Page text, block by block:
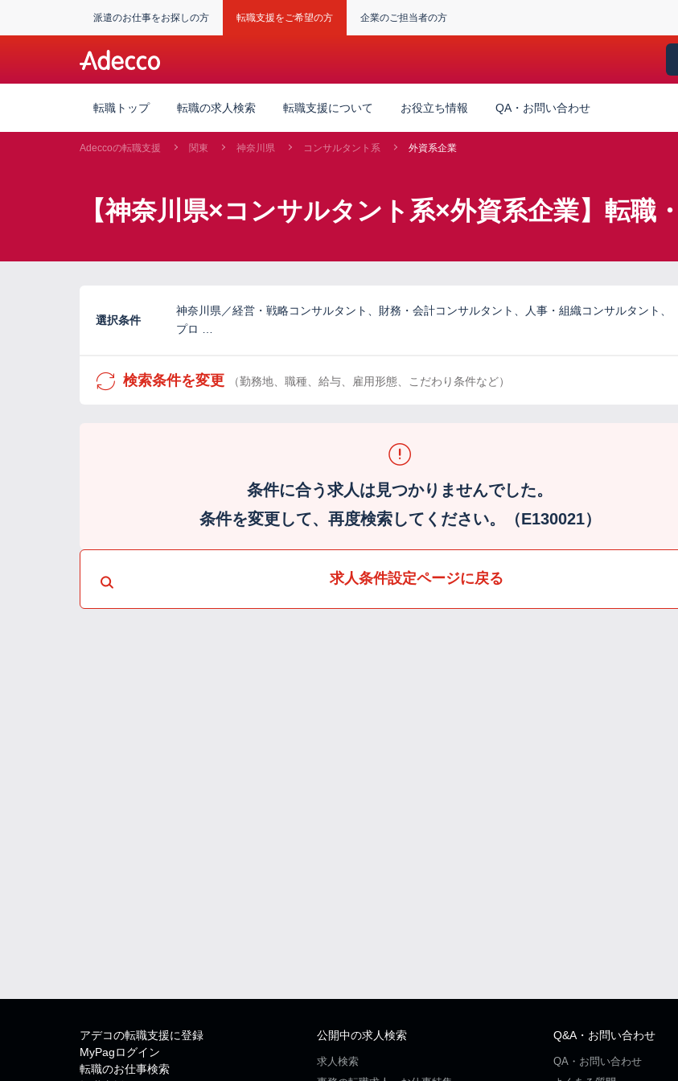
派遣のお仕事をお探しの方 転職支援をご希望の方 企業のご担当者の方
転職トップ 転職の求人検索 転職支援について お役立ち情報 QA・お問い合わせ
Adeccoの転職支援 関東 神奈川県 コンサルタント系 外資系企業
【神奈川県×コンサルタント系×外資系企業】転職
選択条件
神奈川県／経営・戦略コンサルタント、財務・会計コンサルタント、人事・組織コンサルタント、
プロ …
検索条件を変更 （勤務地、職種、給与、雇用形態、こだわり条件など）
条件に合う求人は見つかりませんでした。
条件を変更して、再度検索してください。（E130021）
求人条件設定ページに戻る
アデコの転職支援に登録
MyPagログイン
転職のお仕事検索
公開中の求人検索
求人検索
Q&A・お問い合わせ
QA・お問い合わせ